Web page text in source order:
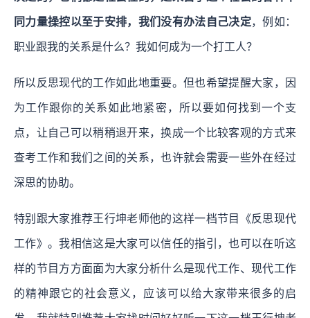
同力量操控以至于安排，我们没有办法自己决定，例如：
职业跟我的关系是什么？我如何成为一个打工人？
所以反思现代的工作如此地重要。但也希望提醒大家，因
为工作跟你的关系如此地紧密，所以要如何找到一个支
点，让自己可以稍稍退开来，换成一个比较客观的方式来
查考工作和我们之间的关系，也许就会需要一些外在经过
深思的协助。
特别跟大家推荐王行坤老师他的这样一档节目《反思现代
工作》。我相信这是大家可以信任的指引，也可以在听这
样的节目方方面面为大家分析什么是现代工作、现代工作
的精神跟它的社会意义，应该可以给大家带来很多的启